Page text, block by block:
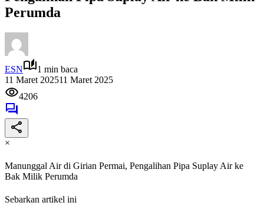
Perumda
ESN
1 min baca
11 Maret 202511 Maret 2025
4206
×
Manunggal Air di Girian Permai, Pengalihan Pipa Suplay Air ke
Bak Milik Perumda
Sebarkan artikel ini